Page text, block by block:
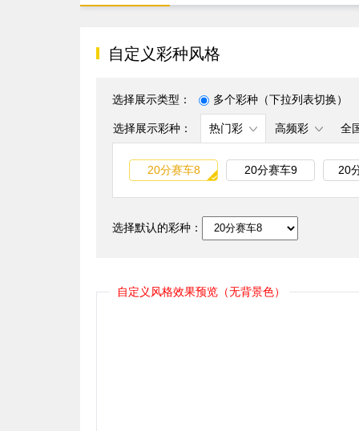
自定义彩种风格
选择展示类型： 多个彩种（下拉列表切换）
选择展示彩种： 热门彩 高频彩 全
20分赛车8 20分赛车9 20
选择默认的彩种：
自定义风格效果预览（无背景色）